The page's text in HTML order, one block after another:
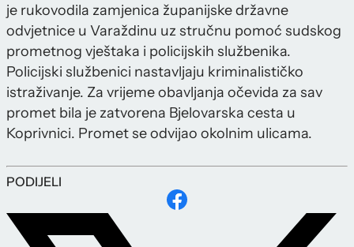
je rukovodila zamjenica županijske državne
odvjetnice u Varaždinu uz stručnu pomoć sudskog
prometnog vještaka i policijskih službenika.
Policijski službenici nastavljaju kriminalističko
istraživanje. Za vrijeme obavljanja očevida za sav
promet bila je zatvorena Bjelovarska cesta u
Koprivnici. Promet se odvijao okolnim ulicama.
PODIJELI